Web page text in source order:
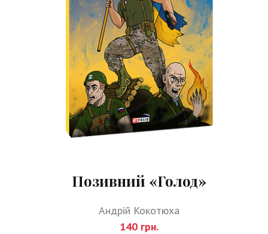
Позивний «Голод»
Андрій Кокотюха
140 грн.